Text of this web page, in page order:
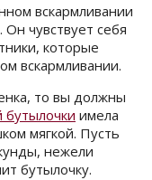
вскармливании
чувствует себя
которые
вскармливании.
то вы должны
бутылочки имела
мягкой. Пусть
нежели
бутылочку.